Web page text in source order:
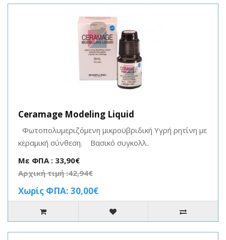
Ceramage Modeling Liquid
Φωτοπολυμεριζόμενη μικροϋβριδική Υγρή ρητίνη με
κεραμική σύνθεση. Βασικό συγκολλ..
Με ΦΠΑ : 33,90€
Αρχική τιμή :42,94€
Χωρίς ΦΠΑ: 30,00€